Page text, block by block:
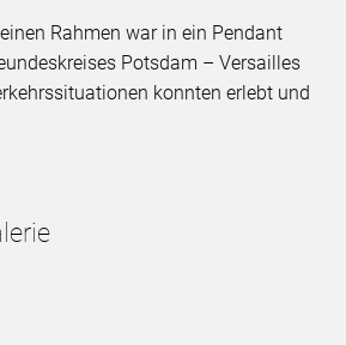
Rahmen war in ein Pendant
Potsdam – Versailles
konnten erlebt und